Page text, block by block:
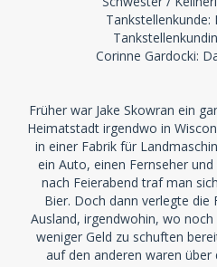
Tankstellenkunde:
Corinne Gardocki:
Früher war Jake Skowran ein
Heimatstadt irgendwo in
in einer Fabrik für
ein Auto, einen Fernseher
nach Feierabend traf man
Bier. Doch dann verlegte die
Ausland, irgendwohin, wo
weniger Geld zu schuften
auf den anderen waren